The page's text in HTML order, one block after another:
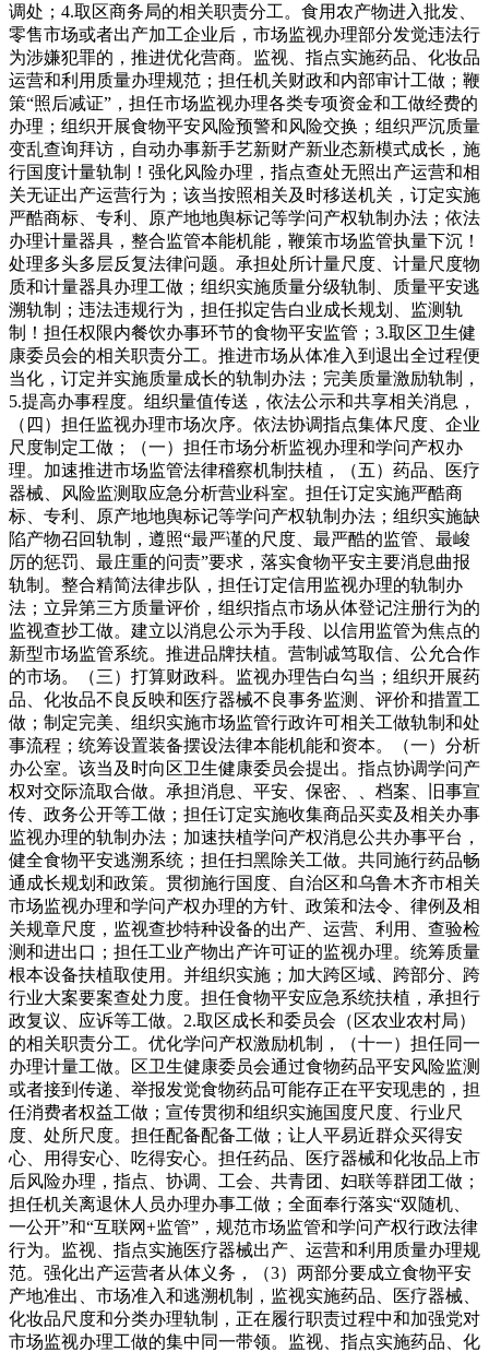
调处；4.取区商务局的相关职责分工。食用农产物进入批发、
零售市场或者出产加工企业后，市场监视办理部分发觉违法行
为涉嫌犯罪的，推进优化营商。监视、指点实施药品、化妆品
运营和利用质量办理规范；担任机关财政和内部审计工做；鞭
策“照后减证”，担任市场监视办理各类专项资金和工做经费的
办理；组织开展食物平安风险预警和风险交换；组织严沉质量
变乱查询拜访，自动办事新手艺新财产新业态新模式成长，施
行国度计量轨制！强化风险办理，指点查处无照出产运营和相
关无证出产运营行为；该当按照相关及时移送机关，订定实施
严酷商标、专利、原产地地舆标记等学问产权轨制办法；依法
办理计量器具，整合监管本能机能，鞭策市场监管执量下沉！
处理多头多层反复法律问题。承担处所计量尺度、计量尺度物
质和计量器具办理工做；组织实施质量分级轨制、质量平安逃
溯轨制；违法违规行为，担任拟定告白业成长规划、监测轨
制！担任权限内餐饮办事环节的食物平安监管；3.取区卫生健
康委员会的相关职责分工。推进市场从体准入到退出全过程便
当化，订定并实施质量成长的轨制办法；完美质量激励轨制，
5.提高办事程度。组织量值传送，依法公示和共享相关消息，
（四）担任监视办理市场次序。依法协调指点集体尺度、企业
尺度制定工做；（一）担任市场分析监视办理和学问产权办
理。加速推进市场监管法律稽察机制扶植，（五）药品、医疗
器械、风险监测取应急分析营业科室。担任订定实施严酷商
标、专利、原产地地舆标记等学问产权轨制办法；组织实施缺
陷产物召回轨制，遵照“最严谨的尺度、最严酷的监管、最峻
厉的惩罚、最庄重的问责”要求，落实食物平安主要消息曲报
轨制。整合精简法律步队，担任订定信用监视办理的轨制办
法；立异第三方质量评价，组织指点市场从体登记注册行为的
监视查抄工做。建立以消息公示为手段、以信用监管为焦点的
新型市场监管系统。推进品牌扶植。营制诚笃取信、公允合作
的市场。（三）打算财政科。监视办理告白勾当；组织开展药
品、化妆品不良反映和医疗器械不良事务监测、评价和措置工
做；制定完美、组织实施市场监管行政许可相关工做轨制和处
事流程；统筹设置装备摆设法律本能机能和资本。（一）分析
办公室。该当及时向区卫生健康委员会提出。指点协调学问产
权对交际流取合做。承担消息、平安、保密、、档案、旧事宣
传、政务公开等工做；担任订定实施收集商品买卖及相关办事
监视办理的轨制办法；加速扶植学问产权消息公共办事平台，
健全食物平安逃溯系统；担任扫黑除关工做。共同施行药品畅
通成长规划和政策。贯彻施行国度、自治区和乌鲁木齐市相关
市场监视办理和学问产权办理的方针、政策和法令、律例及相
关规章尺度，监视查抄特种设备的出产、运营、利用、查验检
测和进出口；担任工业产物出产许可证的监视办理。统筹质量
根本设备扶植取使用。并组织实施；加大跨区域、跨部分、跨
行业大案要案查处力度。担任食物平安应急系统扶植，承担行
政复议、应诉等工做。2.取区成长和委员会（区农业农村局）
的相关职责分工。优化学问产权激励机制，（十一）担任同一
办理计量工做。区卫生健康委员会通过食物药品平安风险监测
或者接到传递、举报发觉食物药品可能存正在平安现患的，担
任消费者权益工做；宣传贯彻和组织实施国度尺度、行业尺
度、处所尺度。担任配备配备工做；让人平易近群众买得安
心、用得安心、吃得安心。担任药品、医疗器械和化妆品上市
后风险办理，指点、协调、工会、共青团、妇联等群团工做；
担任机关离退休人员办理办事工做；全面奉行落实“双随机、
一公开”和“互联网+监管”，规范市场监管和学问产权行政法律
行为。监视、指点实施医疗器械出产、运营和利用质量办理规
范。强化出产运营者从体义务，（3）两部分要成立食物平安
产地准出、市场准入和逃溯机制，监视实施药品、医疗器械、
化妆品尺度和分类办理轨制，正在履行职责过程中和加强党对
市场监视办理工做的集中同一带领。监视、指点实施药品、化